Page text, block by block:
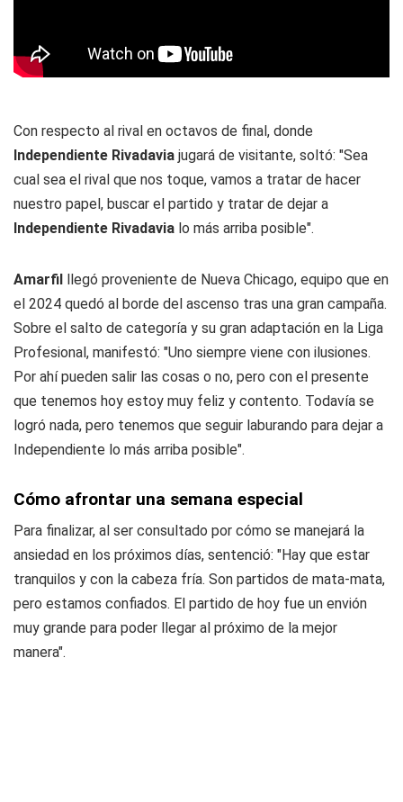
Con respecto al rival en octavos de final, donde
Independiente Rivadavia jugará de visitante, soltó: "Sea
cual sea el rival que nos toque, vamos a tratar de hacer
nuestro papel, buscar el partido y tratar de dejar a
Independiente Rivadavia lo más arriba posible".
Amarfil
llegó proveniente de Nueva Chicago, equipo que en
el 2024 quedó al borde del ascenso tras una gran campaña.
Sobre el salto de categoría y su gran adaptación en la Liga
Profesional, manifestó: "Uno siempre viene con ilusiones.
Por ahí pueden salir las cosas o no, pero con el presente
que tenemos hoy estoy muy feliz y contento. Todavía se
logró nada, pero tenemos que seguir laburando para dejar a
Independiente lo más arriba posible".
Cómo afrontar una semana especial
Para finalizar, al ser consultado por cómo se manejará la
ansiedad en los próximos días, sentenció: "Hay que estar
tranquilos y con la cabeza fría. Son partidos de mata-mata,
pero estamos confiados. El partido de hoy fue un envión
muy grande para poder llegar al próximo de la mejor
manera".